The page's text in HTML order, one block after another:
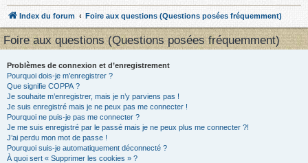
Index du forum Foire aux questions (Questions posées fréquemment)
Foire aux questions (Questions posées fréquemment)
Problèmes de connexion et d’enregistrement
Pourquoi dois-je m’enregistrer ?
Que signifie COPPA ?
Je souhaite m’enregistrer, mais je n’y parviens pas !
Je suis enregistré mais je ne peux pas me connecter !
Pourquoi ne puis-je pas me connecter ?
Je me suis enregistré par le passé mais je ne peux plus me connecter ?!
J’ai perdu mon mot de passe !
Pourquoi suis-je automatiquement déconnecté ?
À quoi sert « Supprimer les cookies » ?